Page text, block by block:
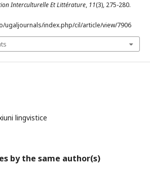
Interculturelle Et Littérature, 11(3), 275-280.
ugaljournals/index.php/cil/article/view/7906
lingvistice
by the same author(s)